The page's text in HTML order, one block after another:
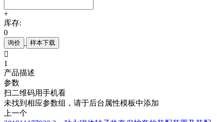
+
库存:
0
询价 样本下载

1
产品描述
参数
扫二维码用手机看
未找到相应参数组，请于后台属性模板中添加
上一个